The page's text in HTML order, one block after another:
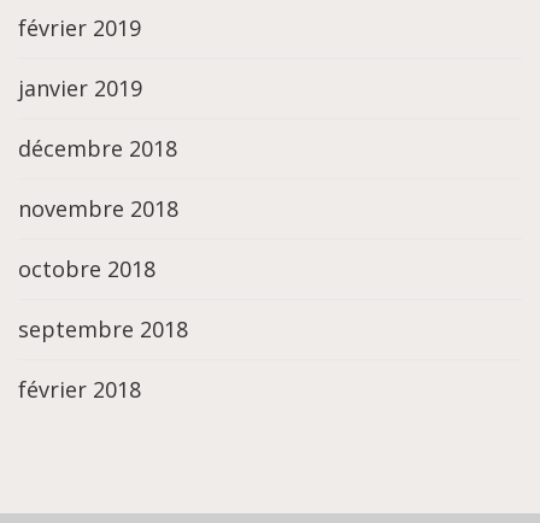
février 2019
janvier 2019
décembre 2018
novembre 2018
octobre 2018
septembre 2018
février 2018